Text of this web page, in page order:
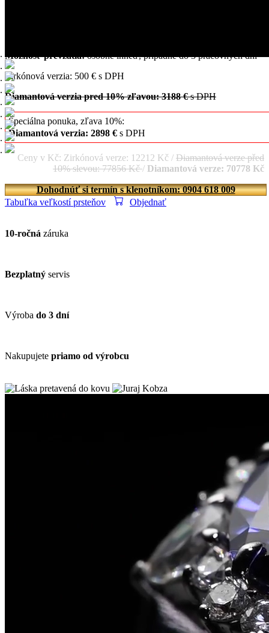
Možnosť prevzatia:osobne ihneď, prípadne do 3 pracovných dní
Zirkónová verzia: 500 € s DPH
Diamantová verzia pred 10% zľavou: 3188 €s DPH
Špeciálna ponuka, zľava 10%:
Diamantová verzia: 2898 € s DPH
Ceny v Kč: Zirkónová verze: 12212 Kč / Diamantová verze před
10% slevou: 77856 Kč/ Diamantová verze: 70778 Kč
Dohodnúť si termín s klenotníkom: 0904 618 009
Tabuľka veľkostí prsteňov
Objednať
10-ročná záruka
Bezplatný servis
Výroba do 3 dní
Nakupujete priamo od výrobcu